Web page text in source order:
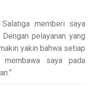
memberi saya
pelayanan yang
yakin bahwa setiap
saya pada